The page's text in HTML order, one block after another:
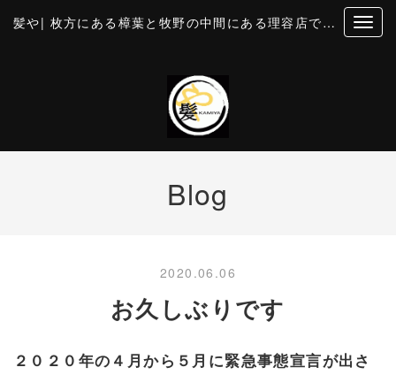
髪や| 枚方にある樟葉と牧野の中間にある理容店です。個室風の空間でカットとお顔そり・美容・理容
Blog
2020.06.06
お久しぶりです
２０２０年の４月から５月に緊急事態宣言が出さ